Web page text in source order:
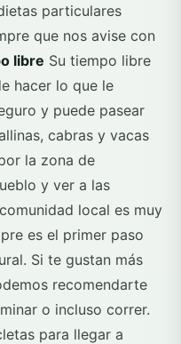
particulares
que nos avise con
libre Su tiempo libre
hacer lo que le
y puede pasear
cabras y vacas
la zona de
y ver a las
local es muy
es el primer paso
Si te gustan más
recomendarte
o incluso correr.
para llegar a